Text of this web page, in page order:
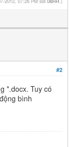
#2
*.docx. Tuy có
bình